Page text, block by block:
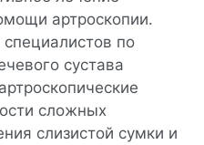
артроскопии.
по
сустава
сложных
слизистой сумки и